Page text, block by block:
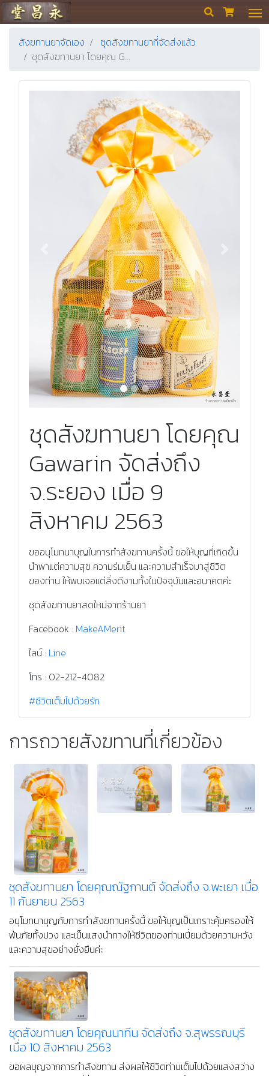
ร้านขายยา ย่งเชียงตึ๊ง  
สังฆทานยาจัดเอง
ชุดสังฆทานยาที่จัดส่งแล้ว
ชุดสังฆทานยา โดยคุณ G…
Previous
ชุดสังฆทานยา โดยคุณ
Gawarin จัดส่งถึง
จ.ระยอง เมื่อ 9
สิงหาคม 2563
ขออนุโมทนาบุญในการทำสังฆทานครั้งนี้ ขอให้บุญที่เกิดขึ้น
นำพาแต่ความสุข ความร่มเย็น และความสำเร็จมาสู่ชีวิต
ของท่าน ให้พบเจอแต่สิ่งดีงามทั้งในปัจจุบันและอนาคตค่ะ
ชุดสังฆทานยาสดใหม่จากร้านยา
Facebook : MakeAMerit
ไลน์ : Line
โทร : 02-212-4082
#ชีวิตเต็มไปด้วยรัก
การถวายสังฆทานที่เกี่ยวข้อง
ชุดสังฆทานยา โดยคุณณัฐกานต์ จัดส่งถึง จ.พะเยา เมื่อ
11 กันยายน 2563
อนุโมทนาบุญกับการทำสังฆทานครั้งนี้ ขอให้บุญเป็นเกราะคุ้มครองให้
พ้นภัยทั้งปวง และเป็นแสงนำทางให้ชีวิตของท่านเปี่ยมด้วยความหวัง
และความสุขอย่างยั่งยืนค่ะ
ชุดสังฆทานยา โดยคุณนาทีน จัดส่งถึง จ.สุพรรณบุรี
เมื่อ 10 สิงหาคม 2563
ขอผลบุญจากการทำสังฆทาน ส่งผลให้ชีวิตท่านเต็มไปด้วยแสงสว่าง